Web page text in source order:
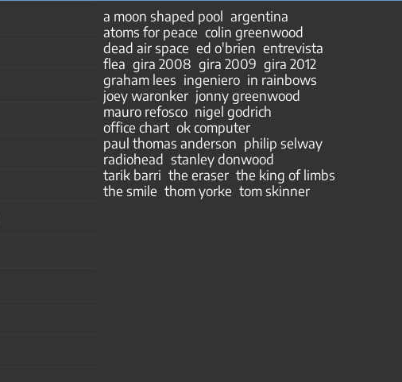
a moon shaped pool argentina
atoms for peace colin greenwood
dead air space ed o'brien entrevista
flea gira 2008 gira 2009 gira 2012
graham lees ingeniero in rainbows
joey waronker jonny greenwood
mauro refosco nigel godrich
office chart ok computer
paul thomas anderson philip selway
radiohead stanley donwood
tarik barri the eraser the king of limbs
the smile thom yorke tom skinner